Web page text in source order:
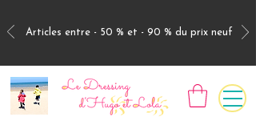
Articles entre - 50 % et - 90 % du prix neuf